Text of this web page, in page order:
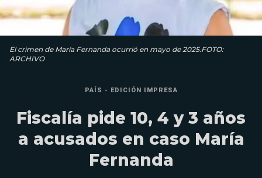
El crimen de María Fernanda ocurrió en mayo de 2025.FOTO:
ARCHIVO
PAÍS - EDICIÓN IMPRESA
Fiscalía pide 10, 4 y 3 años
a acusados en caso María
Fernanda